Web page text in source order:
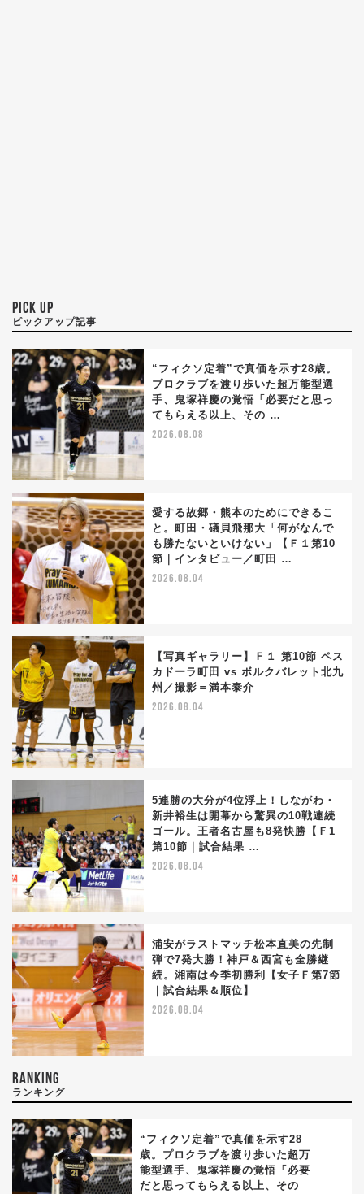
PICK UP
ピックアップ記事
“フィクソ定着”で真価を示す28歳。
プロクラブを渡り歩いた超万能型選
手、鬼塚祥慶の覚悟「必要だと思っ
てもらえる以上、その …
2026.08.08
愛する故郷・熊本のためにできるこ
と。町田・礒貝飛那大「何がなんで
も勝たないといけない」【Ｆ１第10
節｜インタビュー／町田 …
2026.08.04
【写真ギャラリー】Ｆ１ 第10節 ペス
カドーラ町田 vs ボルクバレット北九
州／撮影＝満本泰介
2026.08.04
5連勝の大分が4位浮上！しながわ・
新井裕生は開幕から驚異の10戦連続
ゴール。王者名古屋も8発快勝【Ｆ1
第10節｜試合結果 …
2026.08.04
浦安がラストマッチ松本直美の先制
弾で7発大勝！神戸＆西宮も全勝継
続。湘南は今季初勝利【女子Ｆ第7節
｜試合結果＆順位】
2026.08.04
RANKING
ランキング
“フィクソ定着”で真価を示す28
歳。プロクラブを渡り歩いた超万
能型選手、鬼塚祥慶の覚悟「必要
だと思ってもらえる以上、その